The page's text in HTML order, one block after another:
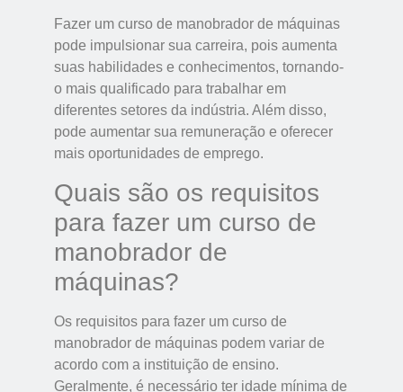
Fazer um curso de manobrador de máquinas
pode impulsionar sua carreira, pois aumenta
suas habilidades e conhecimentos, tornando-
o mais qualificado para trabalhar em
diferentes setores da indústria. Além disso,
pode aumentar sua remuneração e oferecer
mais oportunidades de emprego.
Quais são os requisitos
para fazer um curso de
manobrador de
máquinas?
Os requisitos para fazer um curso de
manobrador de máquinas podem variar de
acordo com a instituição de ensino.
Geralmente, é necessário ter idade mínima de